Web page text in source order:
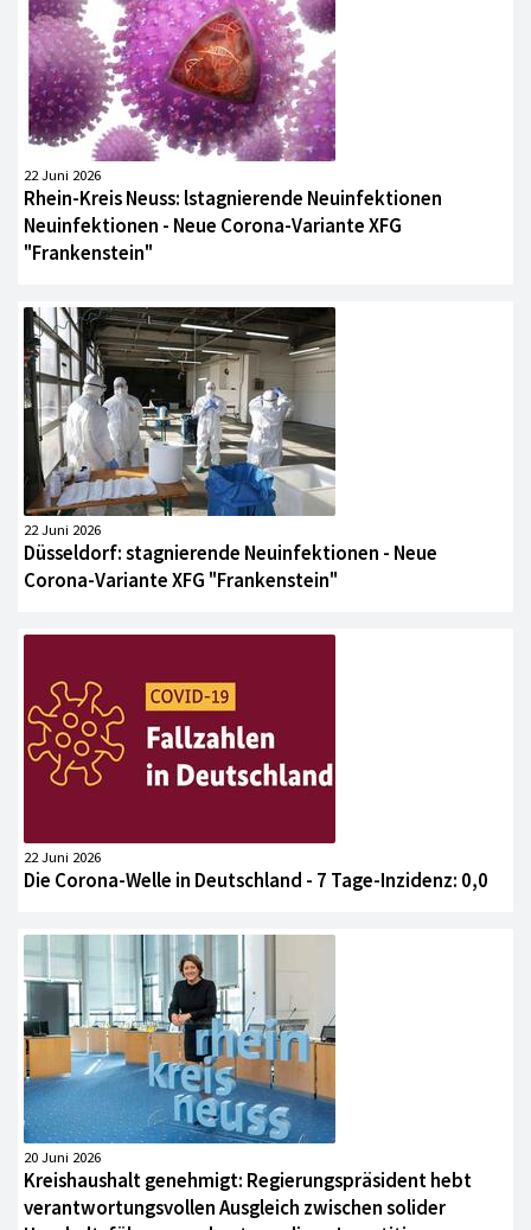
22 Juni 2026
Rhein-Kreis Neuss: lstagnierende Neuinfektionen
Neuinfektionen - Neue Corona-Variante XFG
"Frankenstein"
22 Juni 2026
Düsseldorf: stagnierende Neuinfektionen - Neue
Corona-Variante XFG "Frankenstein"
22 Juni 2026
Die Corona-Welle in Deutschland - 7 Tage-Inzidenz: 0,0
20 Juni 2026
Kreishaushalt genehmigt: Regierungspräsident hebt
verantwortungsvollen Ausgleich zwischen solider